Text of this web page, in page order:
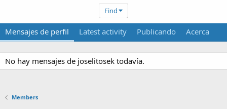
Find
Mensajes de perfil Latest activity Publicando Acerca
No hay mensajes de joselitosek todavía.
Members